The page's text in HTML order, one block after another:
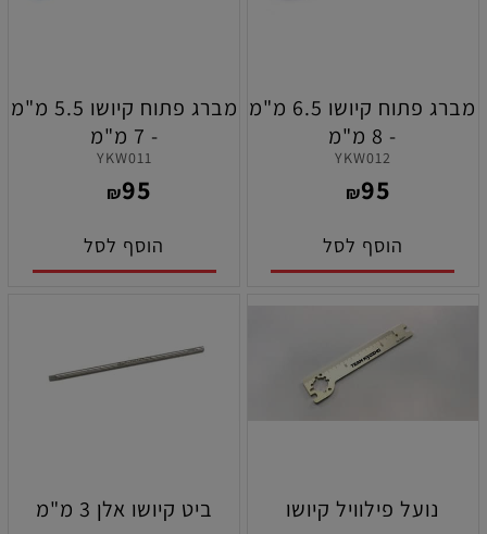
מברג פתוח קיושו 6.5 מ"מ
- 8 מ"מ
YKW012
₪95
הוסף לסל
מברג פתוח קיושו 5.5 מ"מ
- 7 מ"מ
YKW011
₪95
הוסף לסל
נועל פילוויל קיושו ביט קיושו אלן 3 מ"מ